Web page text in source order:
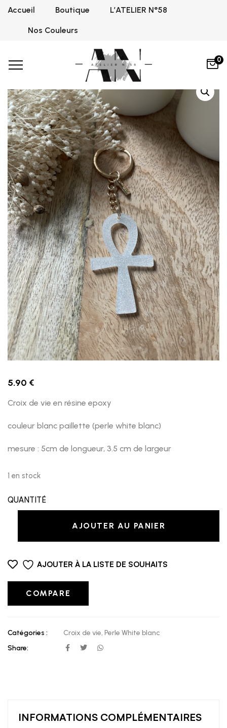
Accueil Boutique L’ATELIER N°58
Nos Couleurs
0
Home Croix de vie,Perle White blanc
5.90 €
Croix de vie en résine epoxy
couleur blanc paillette (perle white blanc)
mesure : 5cm de longueur, 3.5 cm de largeur
1 en stock
QUANTITÉ
AJOUTER AU PANIER
AJOUTER À LA LISTE DE SOUHAITS
COMPARE
Catégories : Croix de vie, Perle White blanc
Share:
INFORMATIONS COMPLÉMENTAIRES